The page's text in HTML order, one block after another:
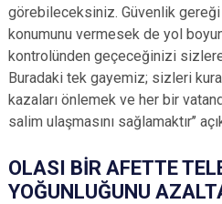
görebileceksiniz. Güvenlik gereği
konumunu vermesek de yol
kontrolünden geçeceğinizi
Buradaki tek gayemiz; sizleri
kazaları önlemek ve her bir
salim ulaşmasını sağlamaktır’’
OLASI BİR AFETTE
YOĞUNLUĞUNU